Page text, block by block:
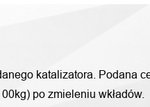
katalizatora. Podana
po zmieleniu wkładów.